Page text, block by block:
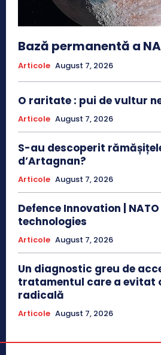
Bază permanentă a
Articole August 7, 2026
O raritate : pui de vultur
Articole August 7, 2026
S-au descoperit
d’Artagnan?
Articole August 7, 2026
Defence Innovation |
technologies
Articole August 7, 2026
Un diagnostic greu de
tratamentul care a evitat
radicală
Articole August 7, 2026